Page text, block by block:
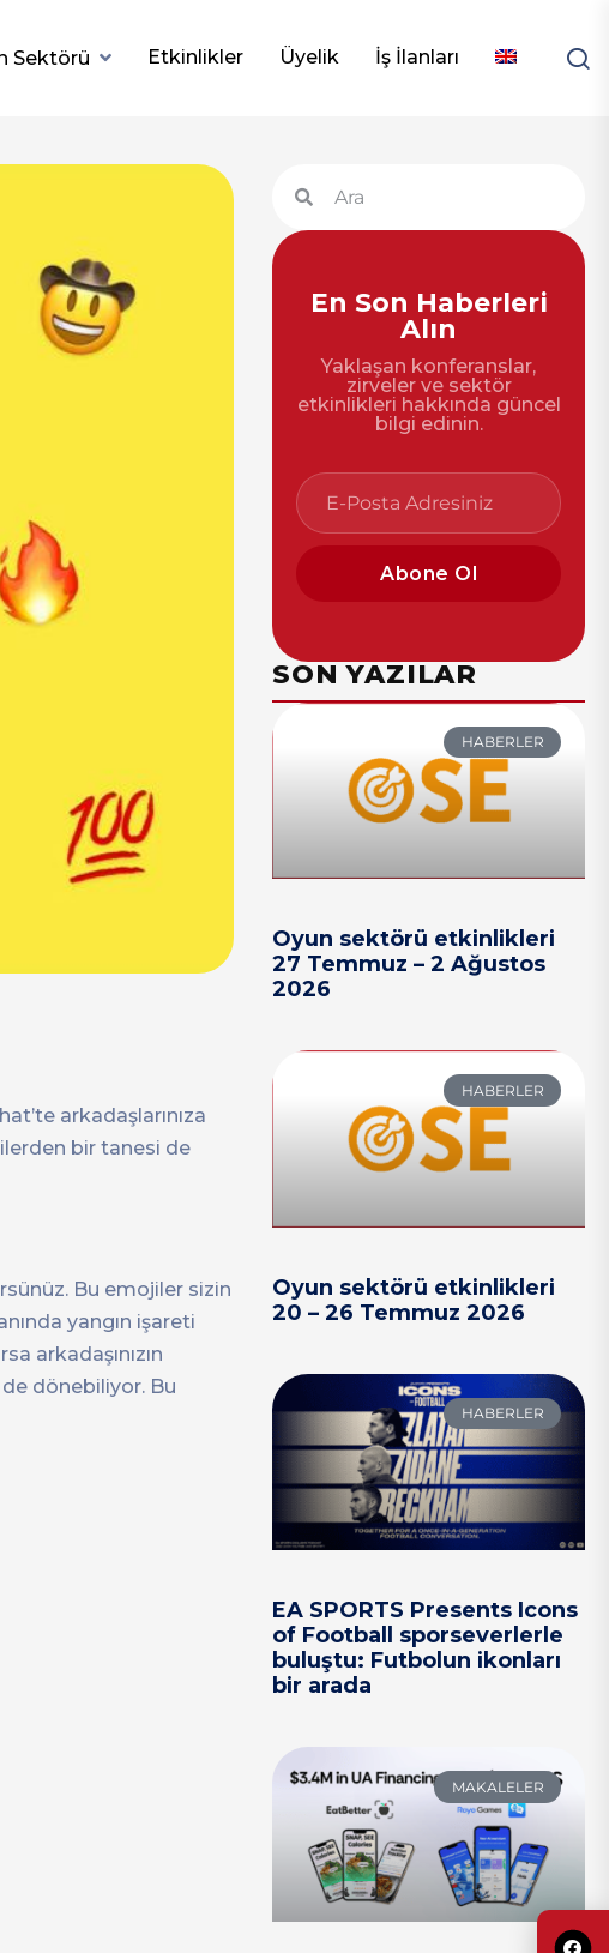
Sektörü Etkinlikler Üyelik İş İlanları
arkadaşlarınıza
bir tanesi de
Bu emojiler sizin
yangın işareti
arkadaşınızın
de dönebiliyor. Bu
En Son Haberleri
Alın
Yaklaşan konferanslar,
zirveler ve sektör
etkinlikleri hakkında güncel
bilgi edinin.
Abone Ol
SON YAZILAR
HABERLER
Oyun sektörü etkinlikleri
27 Temmuz – 2 Ağustos
2026
HABERLER
Oyun sektörü etkinlikleri
20 – 26 Temmuz 2026
HABERLER
EA SPORTS Presents Icons
of Football sporseverlerle
buluştu: Futbolun ikonları
bir arada
MAKALELER